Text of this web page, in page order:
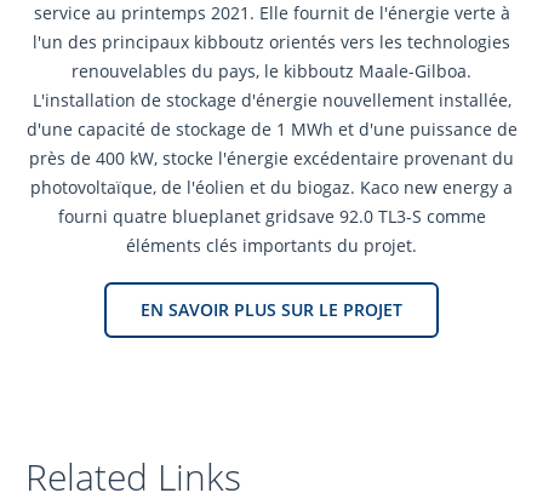
service au printemps 2021. Elle fournit de l'énergie verte à
l'un des principaux kibboutz orientés vers les technologies
renouvelables du pays, le kibboutz Maale-Gilboa.
L'installation de stockage d'énergie nouvellement installée,
d'une capacité de stockage de 1 MWh et d'une puissance de
près de 400 kW, stocke l'énergie excédentaire provenant du
photovoltaïque, de l'éolien et du biogaz. Kaco new energy a
fourni quatre blueplanet gridsave 92.0 TL3-S comme
éléments clés importants du projet.
EN SAVOIR PLUS SUR LE PROJET
Related Links